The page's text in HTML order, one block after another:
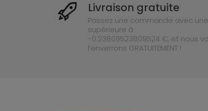
Livraison gratuite
Passez une commande avec
supérieure à
-0.23809523809524 €, et nous
l’enverrons GRATUITEMENT !